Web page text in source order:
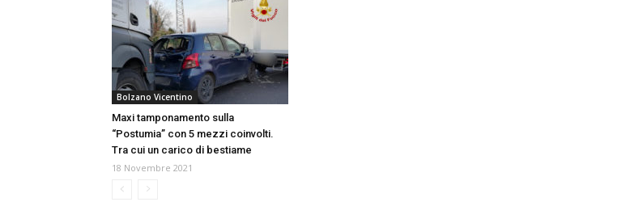
Bolzano Vicentino
Maxi tamponamento sulla
“Postumia” con 5 mezzi coinvolti.
Tra cui un carico di bestiame
18 Novembre 2021